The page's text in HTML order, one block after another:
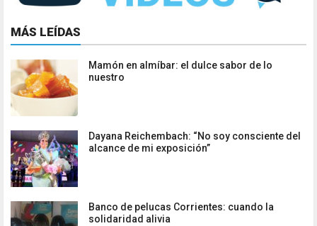
MÁS LEÍDAS
Mamón en almíbar: el dulce sabor de lo
nuestro
Dayana Reichembach: “No soy consciente del
alcance de mi exposición”
Banco de pelucas Corrientes: cuando la
solidaridad alivia